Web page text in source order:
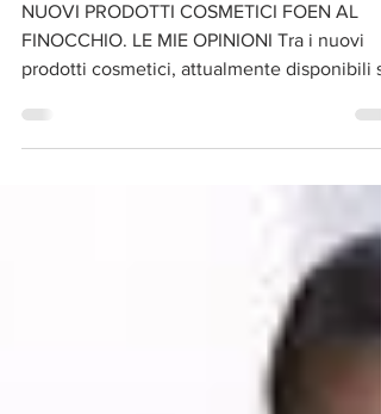
FINOCCHIO FOEN
NUOVI PRODOTTI COSMETICI FOEN AL
FINOCCHIO. LE MIE OPINIONI Tra i nuovi